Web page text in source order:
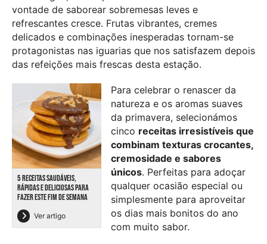
vontade de saborear sobremesas leves e
refrescantes cresce. Frutas vibrantes, cremes
delicados e combinações inesperadas tornam-se
protagonistas nas iguarias que nos satisfazem depois
das refeições mais frescas desta estação.
5 RECEITAS SAUDÁVEIS,
RÁPIDAS E DELICIOSAS PARA
FAZER ESTE FIM DE SEMANA
Ver artigo
Para celebrar o renascer da
natureza e os aromas suaves
da primavera, selecionámos
cinco receitas irresistíveis que
combinam texturas crocantes,
cremosidade e sabores
únicos. Perfeitas para adoçar
qualquer ocasião especial ou
simplesmente para aproveitar
os dias mais bonitos do ano
com muito sabor.